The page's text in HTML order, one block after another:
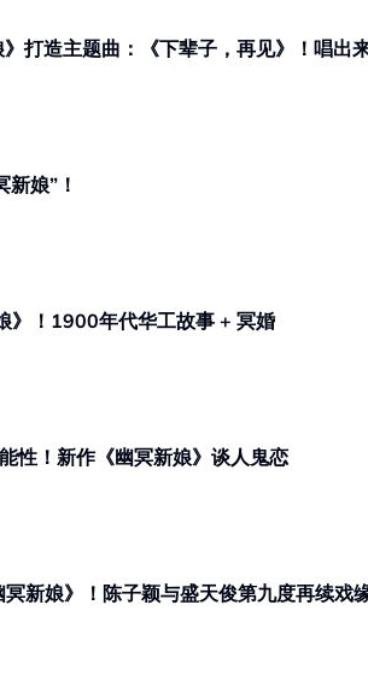
打造主题曲：《下辈子，再见》！唱出
娘”！
》！1900年代华工故事 + 冥婚
性！新作《幽冥新娘》谈人鬼恋
新娘》！陈子颖与盛天俊第九度再续戏